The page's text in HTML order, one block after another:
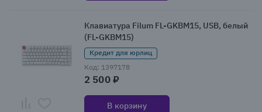
Клавиатура Filum FL-GKBM15, USB, белый
(FL-GKBM15)
Кредит для юрлиц
Код: 1397178
2 500 ₽
В корзину